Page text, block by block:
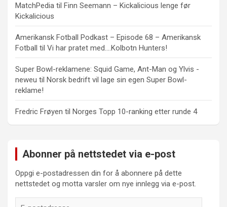
MatchPedia til Finn Seemann – Kickalicious lenge før
Kickalicious
Amerikansk Fotball Podkast – Episode 68 – Amerikansk
Fotball til Vi har pratet med….Kolbotn Hunters!
Super Bowl-reklamene: Squid Game, Ant-Man og Ylvis -
neweu til Norsk bedrift vil lage sin egen Super Bowl-
reklame!
Fredric Frøyen til Norges Topp 10-ranking etter runde 4
Abonner på nettstedet via e-post
Oppgi e-postadressen din for å abonnere på dette
nettstedet og motta varsler om nye innlegg via e-post.